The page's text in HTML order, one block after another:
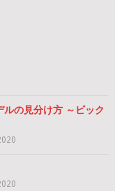
ルの見分け方 ～ビック